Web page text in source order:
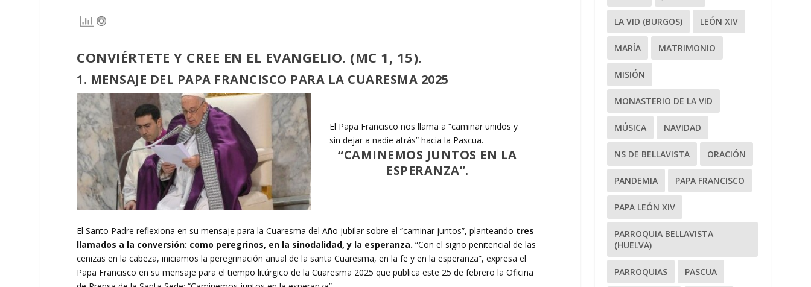
CONVIÉRTETE Y CREE EN EL EVANGELIO. (MC 1, 15).
1. MENSAJE DEL PAPA FRANCISCO PARA LA CUARESMA 2025
El Papa Francisco nos llama a “caminar unidos y
sin dejar a nadie atrás” hacia la Pascua.
“CAMINEMOS JUNTOS EN LA
ESPERANZA”.
El Santo Padre reflexiona en su mensaje para la Cuaresma del Año jubilar sobre el “caminar juntos”, planteando tres
llamados a la conversión: como peregrinos, en la sinodalidad, y la esperanza.“Con el signo penitencial de las
cenizas en la cabeza, iniciamos la peregrinación anual de la santa Cuaresma, en la fe y en la esperanza”, expresa el
Papa Francisco en su mensaje para el tiempo litúrgico de la Cuaresma 2025 que publica este 25 de febrero la Oficina
LA VID (BURGOS) LEÓN XIV
MARÍA MATRIMONIO
MISIÓN
MONASTERIO DE LA VID
MÚSICA NAVIDAD
NS DE BELLAVISTA ORACIÓN
PANDEMIA PAPA FRANCISCO
PAPA LEÓN XIV
PARROQUIA BELLAVISTA
(HUELVA)
PARROQUIAS PASCUA